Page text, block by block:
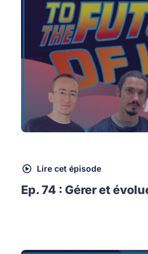
Lire cet épisode
Ep. 74 : Gérer et